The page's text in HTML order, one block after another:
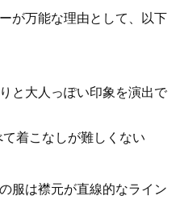
が万能な理由として、以下
と大人っぽい印象を演出で
着こなしが難しくない
服は襟元が直線的なライン